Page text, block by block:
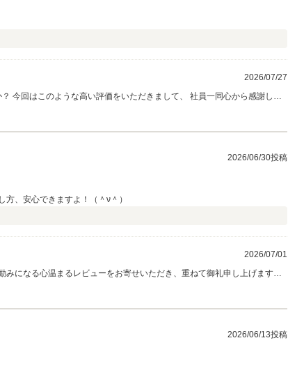
2026/07/27
今回はこのような高い評価をいただきまして、 社員一同心から感謝して
2026/06/30投稿
、安心できますよ！（＾ν＾）
2026/07/01
になる心温まるレビューをお寄せいただき、重ねて御礼申し上げます。
2026/06/13投稿